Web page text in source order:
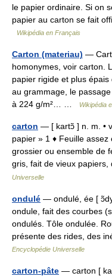
le papier ordinaire. Si on
papier au carton se fait
Wikipédia en Français
Carton (materiau) —
homonymes, voir carton.
papier rigide et plus
au grammage, le
à 224 g/m²… …
Wikipédia
carton — [ kartɔ̃ ] n. m. •
papier » 1 ♦ Feuille
grossier ou ensemble de
gris, fait de vieux
Universelle
ondulé — ondulé, ée [
ondule, fait des courbes
ondulés. Tôle ondulée.
présente des rides, des
Encyclopédie Universelle
carton-pâte — carton [